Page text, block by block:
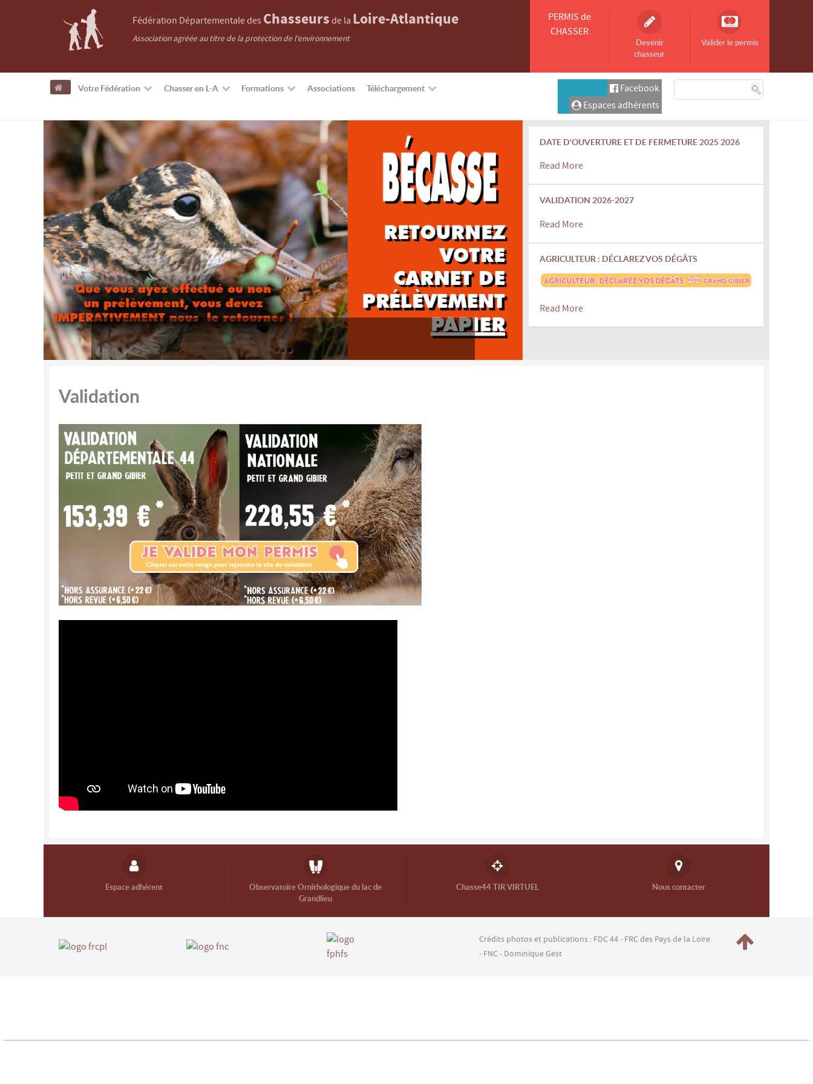
Fédération Départementale des Chasseurs de la Loire-Atlantique
Association agréée au titre de la protection de l'environnement
PERMIS de
CHASSER
Devenir
chasseur
Valider le permis
Votre Fédération Chasser en L-A Formations Associations Téléchargement
Facebook
Espaces adhérents
DATE D'OUVERTURE ET DE FERMETURE 2025 2026
Read More
VALIDATION 2026-2027
Read More
AGRICULTEUR : DÉCLAREZ VOS DÉGÂTS
Read More
Validation
Espace adhérent
Observatoire Ornithologique du lac de
Grandlieu
Chasse44 TIR VIRTUEL Nous contacter
Crédits photos et publications : FDC 44 - FRC des Pays de la Loire
- FNC - Dominique Gest